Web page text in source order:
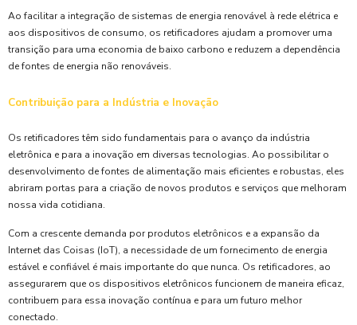
Ao facilitar a integração de sistemas de energia renovável à rede elétrica e
aos dispositivos de consumo, os retificadores ajudam a promover uma
transição para uma economia de baixo carbono e reduzem a dependência
de fontes de energia não renováveis.
Contribuição para a Indústria e Inovação
Os retificadores têm sido fundamentais para o avanço da indústria
eletrônica e para a inovação em diversas tecnologias. Ao possibilitar o
desenvolvimento de fontes de alimentação mais eficientes e robustas, eles
abriram portas para a criação de novos produtos e serviços que melhoram
nossa vida cotidiana.
Com a crescente demanda por produtos eletrônicos e a expansão da
Internet das Coisas (IoT), a necessidade de um fornecimento de energia
estável e confiável é mais importante do que nunca. Os retificadores, ao
assegurarem que os dispositivos eletrônicos funcionem de maneira eficaz,
contribuem para essa inovação contínua e para um futuro melhor
conectado.